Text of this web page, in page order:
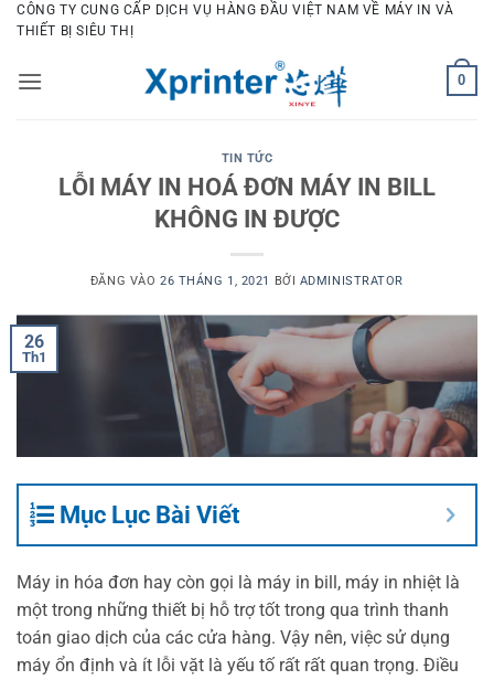
Bỏ
qua
dung
CÔNG TY CUNG CẤP DỊCH VỤ HÀNG ĐẦU VIỆT NAM VỀ MÁY IN VÀ
THIẾT BỊ SIÊU THỊ
0
TIN TỨC
LỖI MÁY IN HOÁ ĐƠN MÁY IN BILL
KHÔNG IN ĐƯỢC
ĐĂNG VÀO 26 THÁNG 1, 2021 BỞI ADMINISTRATOR
26
Th1
Mục Lục Bài Viết
Máy in hóa đơn hay còn gọi là máy in bill, máy in nhiệt là
một trong những thiết bị hỗ trợ tốt trong qua trình thanh
toán giao dịch của các cửa hàng. Vậy nên, việc sử dụng
máy ổn định và ít lỗi vặt là yếu tố rất rất quan trọng. Điều